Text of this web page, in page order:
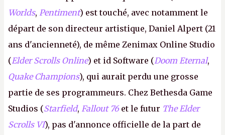
Worlds, Pentiment) est touché, avec notamment le
départ de son directeur artistique, Daniel Alpert (21
ans d'ancienneté), de même Zenimax Online Studio
(Elder Scrolls Online) et id Software (Doom Eternal,
Quake Champions), qui aurait perdu une grosse
partie de ses programmeurs. Chez Bethesda Game
Studios (Starfield, Fallout 76 et le futur The Elder
Scrolls VI), pas d'annonce officielle de la part de